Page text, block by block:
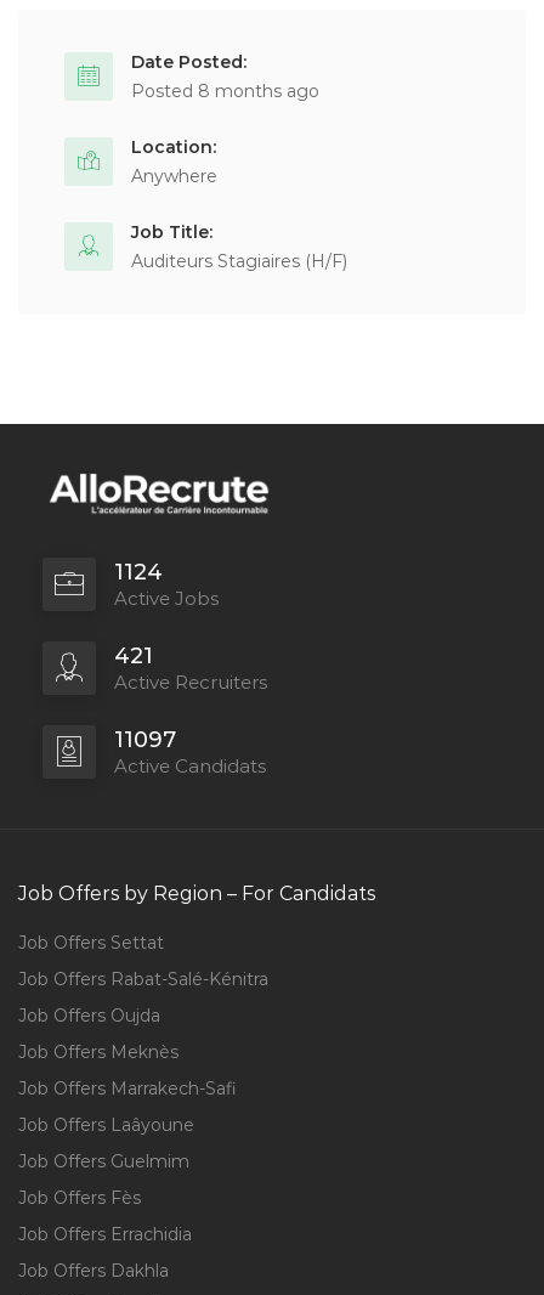
Date Posted:
Posted 8 months ago
Location:
Anywhere
Job Title:
Auditeurs Stagiaires (H/F)
1124
Active Jobs
421
Active Recruiters
11097
Active Candidats
Job Offers by Region – For Candidats
Job Offers Settat
Job Offers Rabat-Salé-Kénitra
Job Offers Oujda
Job Offers Meknès
Job Offers Marrakech-Safi
Job Offers Laâyoune
Job Offers Guelmim
Job Offers Fès
Job Offers Errachidia
Job Offers Dakhla